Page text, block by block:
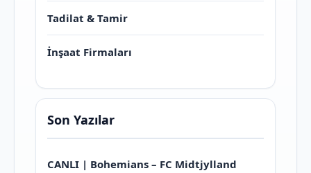
Tadilat & Tamir
İnşaat Firmaları
Son Yazılar
CANLI | Bohemians – FC Midtjylland